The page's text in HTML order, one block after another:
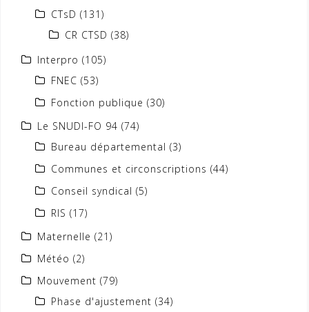
CTsD (131)
CR CTSD (38)
Interpro (105)
FNEC (53)
Fonction publique (30)
Le SNUDI-FO 94 (74)
Bureau départemental (3)
Communes et circonscriptions (44)
Conseil syndical (5)
RIS (17)
Maternelle (21)
Météo (2)
Mouvement (79)
Phase d'ajustement (34)